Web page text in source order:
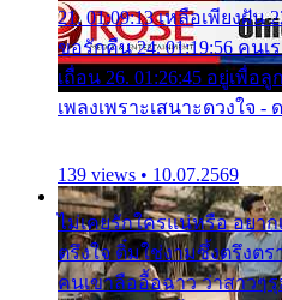
21. 01:09:13 เหลือเพียงฝัน
ขอรักคืน 24. 01:19:56 คนเ
เถื่อน 26. 01:26:45 อยู่เพื่อลูก
เพลงเพราะเสนาะดวงใจ -
139 views • 10.07.2569
ไม่เคยรักใครแน่หรือ อยา
ตรึงใจ ติ๋มใช่งามซึ้งตรึงต
คนเขาลืออื้อฉาว ว่าสาวๆ